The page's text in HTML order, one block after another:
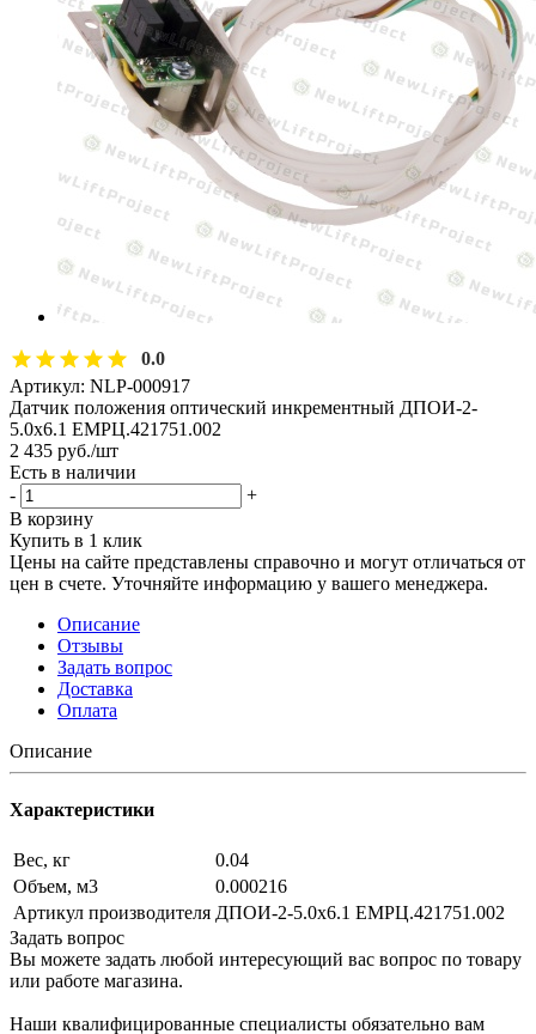
0.0
Артикул: NLP-000917
Датчик положения оптический инкрементный ДПОИ-2-
5.0х6.1 ЕМРЦ.421751.002
2 435 руб./шт
Есть в наличии
-
+
В корзину
Купить в 1 клик
Цены на сайте представлены справочно и могут отличаться от
цен в счете. Уточняйте информацию у вашего менеджера.
Описание
Отзывы
Задать вопрос
Доставка
Оплата
Описание
Характеристики
Вес, кг
0.04
Объем, м3
0.000216
Артикул производителя ДПОИ-2-5.0х6.1 ЕМРЦ.421751.002
Задать вопрос
Вы можете задать любой интересующий вас вопрос по товару
или работе магазина.
Наши квалифицированные специалисты обязательно вам